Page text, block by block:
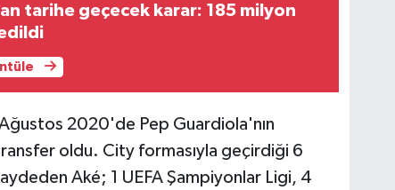
tarihe geçecek karar: 185 milyon
2020'de Pep Guardiola'nın
oldu. City formasıyla geçirdiği 6
Aké; 1 UEFA Şampiyonlar Ligi, 4